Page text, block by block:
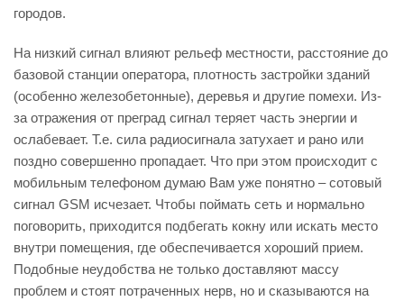
городов.
На низкий сигнал влияют рельеф местности, расстояние до
базовой станции оператора, плотность застройки зданий
(особенно железобетонные), деревья и другие помехи. Из-
за отражения от преград сигнал теряет часть энергии и
ослабевает. Т.е. сила радиосигнала затухает и рано или
поздно совершенно пропадает. Что при этом происходит с
мобильным телефоном думаю Вам уже понятно – сотовый
сигнал GSM исчезает. Чтобы поймать сеть и нормально
поговорить, приходится подбегать кокну или искать место
внутри помещения, где обеспечивается хороший прием.
Подобные неудобства не только доставляют массу
проблем и стоят потраченных нерв, но и сказываются на